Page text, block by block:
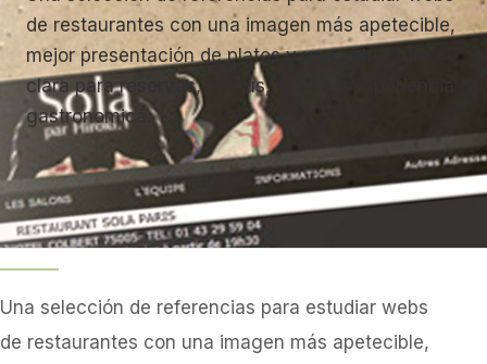
de restaurantes con una imagen más apetecible,
mejor presentación de platos y una estructura
clara para reservas, menus, marca y experiencia
gastronomica.
Una selección de referencias para estudiar webs
de restaurantes con una imagen más apetecible,